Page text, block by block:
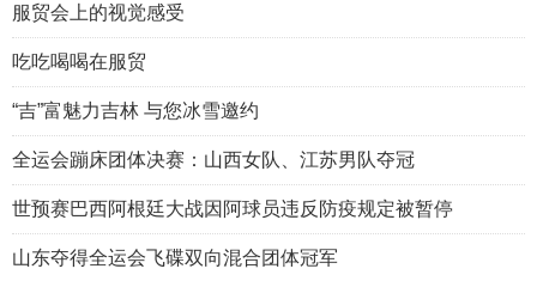
服贸会上的视觉感受
吃吃喝喝在服贸
“吉”富魅力吉林 与您冰雪邀约
全运会蹦床团体决赛：山西女队、江苏男队夺冠
世预赛巴西阿根廷大战因阿球员违反防疫规定被暂停
山东夺得全运会飞碟双向混合团体冠军